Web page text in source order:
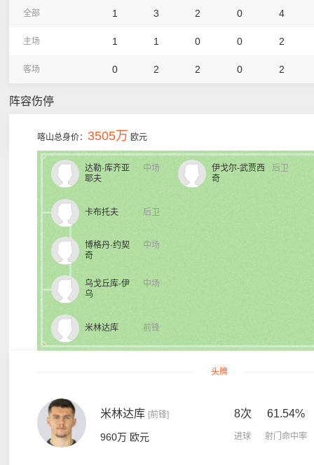
全部 1 3 2 0 4
主场 1 1 0 0 2
客场 0 2 2 0 2
阵容伤停
喀山总身价： 3505万 欧元
中场
达勒·库齐亚
耶夫
后卫
卡布托夫
中场
博格丹·约契
奇
中场
乌戈丘库-伊
乌
前锋
米林达库
后卫
伊戈尔-武贾西
奇
头牌
米林达库 [前锋]
960万 欧元
8次
进球
61.54%
射门命中率